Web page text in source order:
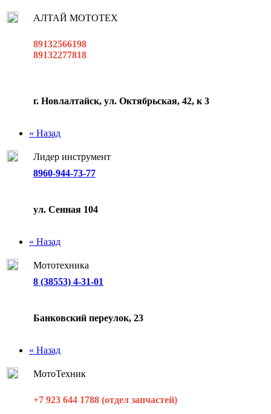
АЛТАЙ МОТОТЕХ
89132566198
89132277818
г. Новлалтайск, ул. Октябрьская, 42, к 3
« Назад
Лидер инструмент
8960-944-73-77
ул. Сенная 104
« Назад
Мототехника
8 (38553) 4-31-01
Банковский переулок, 23
« Назад
МотоТехник
+7 923 644 1788 (отдел запчастей)